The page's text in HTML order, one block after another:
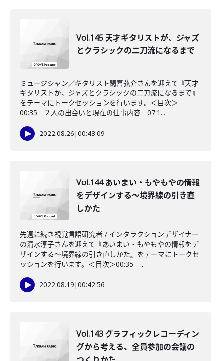
Vol.145 天才ギタリストが、ジャズ
とクラシックの二刀流になるまで
ミュージシャン／ギタリスト閑喜弦介さんを迎えて『天才
ギタリストが、ジャズとクラシックの二刀流になるまで』
をテーマにトークセッションを行います。＜目次＞
00:35 ２人の出会いと現在の仕事内容 07:1...
2022.08.26 |00:43:09
Vol.144 あいまい・もやもやの情報
をデザインする～境界線の引き直
しかた
先週に続き視覚言語研究者 / インタラクションデザイナー
の清水淳子さんを迎えて『あいまい・もやもやの情報をデ
ザインする～境界線の引き直しかた』をテーマにトークセ
ッションを行います。＜目次＞00:35 ...
2022.08.19 |00:42:56
Vol.143 グラフィックレコーディン
グから考える、全員参加の会議の